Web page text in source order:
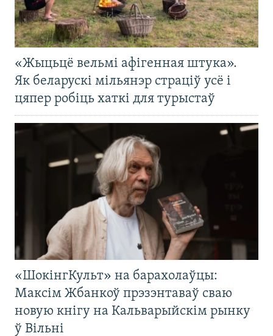
«Жыцьцё вельмі афігенная штука».
Як беларускі мільянэр страціў усё і
цяпер робіць хаткі для турыстаў
«ШокінгКульт» на барахолаўцы:
Максім Жбанкоў прэзэнтаваў сваю
новую кнігу на Кальварыйскім рынку
ў Вільні